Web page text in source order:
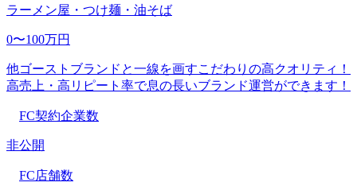
ラーメン屋・つけ麺・油そば
0〜100万円
他ゴーストブランドと一線を画すこだわりの高クオリティ！
高売上・高リピート率で息の長いブランド運営ができます！
FC契約企業数
非公開
FC店舗数